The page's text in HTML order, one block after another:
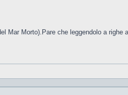
Mar Morto).Pare che leggendolo a